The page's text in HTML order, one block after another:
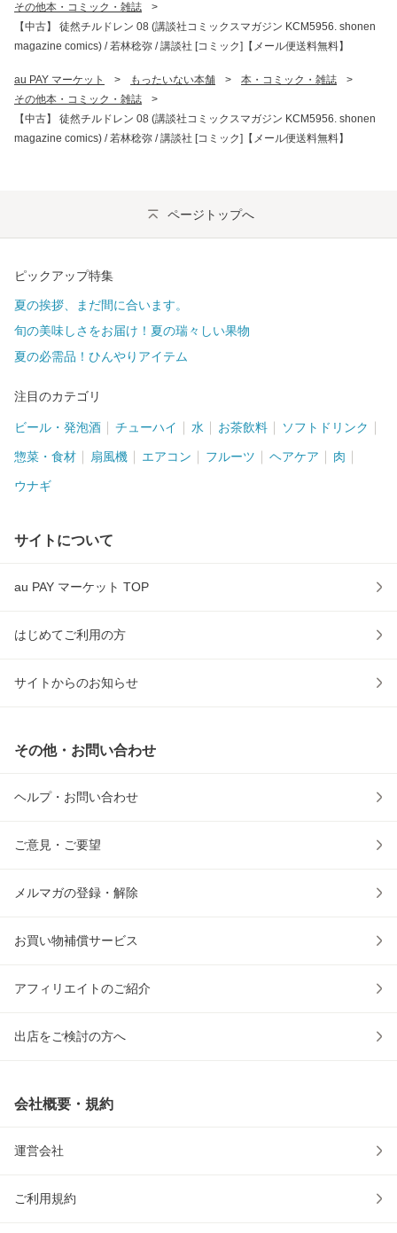
その他本・コミック・雑誌
>
【中古】 徒然チルドレン 08 (講談社コミックスマガジン KCM5956. shonen
magazine comics) / 若林稔弥 / 講談社 [コミック]【メール便送料無料】
au PAY マーケット > もったいない本舗 > 本・コミック・雑誌
>
その他本・コミック・雑誌
>
【中古】 徒然チルドレン 08 (講談社コミックスマガジン KCM5956. shonen
magazine comics) / 若林稔弥 / 講談社 [コミック]【メール便送料無料】
ページトップへ
ピックアップ特集
夏の挨拶、まだ間に合います。
旬の美味しさをお届け！夏の瑞々しい果物
夏の必需品！ひんやりアイテム
注目のカテゴリ
ビール・発泡酒 チューハイ 水 お茶飲料 ソフトドリンク
惣菜・食材 扇風機 エアコン フルーツ ヘアケア 肉
ウナギ
サイトについて
au PAY マーケット TOP
はじめてご利用の方
サイトからのお知らせ
その他・お問い合わせ
ヘルプ・お問い合わせ
ご意見・ご要望
メルマガの登録・解除
お買い物補償サービス
アフィリエイトのご紹介
出店をご検討の方へ
会社概要・規約
運営会社
ご利用規約